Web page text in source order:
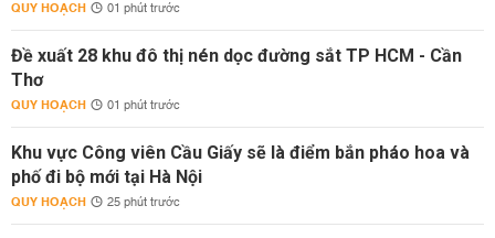
QUY HOẠCH 01 phút trước
Đề xuất 28 khu đô thị nén dọc đường sắt TP HCM - Cần
Thơ
QUY HOẠCH 01 phút trước
Khu vực Công viên Cầu Giấy sẽ là điểm bắn pháo hoa và
phố đi bộ mới tại Hà Nội
QUY HOẠCH 25 phút trước